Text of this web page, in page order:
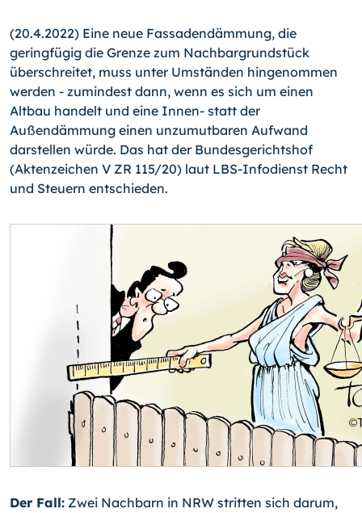
(20.4.2022) Eine neue Fassadendämmung, die
geringfügig die Grenze zum Nachbargrundstück
überschreitet, muss unter Umständen hingenommen
werden - zumindest dann, wenn es sich um einen
Altbau handelt und eine Innen- statt der
Außendämmung einen unzumutbaren Aufwand
darstellen würde. Das hat der Bundesgerichtshof
(Aktenzeichen V ZR 115/20) laut LBS-Infodienst Recht
und Steuern entschieden.
Der Fall: Zwei Nachbarn in NRW stritten sich darum,